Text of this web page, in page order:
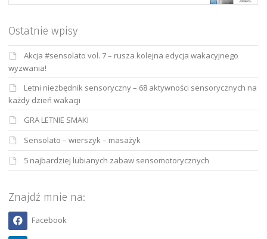
Ostatnie wpisy
Akcja #sensolato vol. 7 – rusza kolejna edycja wakacyjnego
wyzwania!
Letni niezbędnik sensoryczny – 68 aktywności sensorycznych na
każdy dzień wakacji
GRA LETNIE SMAKI
Sensolato – wierszyk – masażyk
5 najbardziej lubianych zabaw sensomotorycznych
Znajdź mnie na:
Facebook